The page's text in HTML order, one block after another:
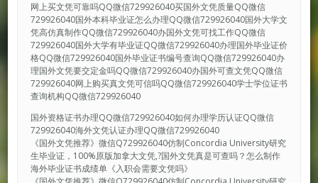
网上买文凭可靠吗QQ微信729926040买国外文凭质量QQ微信
729926040国外本科毕业证怎么办理QQ微信729926040国外大学文
凭高仿真制作QQ微信729926040办国外文凭可找工作QQ微信
729926040国外大学有毕业证QQ微信729926040办理国外毕业证价
格QQ微信729926040国外毕业证书编号查询QQ微信729926040办
理国外文凭要交定金吗QQ微信729926040办国外可查文凭QQ微信
729926040网上购买真文凭可信吗QQ微信729926040学士学位证书
查询机构QQ微信729926040
国外资格证书办理QQ微信729926040如何办理学历认证QQ微信
729926040海外文凭认证办理QQ微信729926040
《国外文凭推荐》微信Q729926040仿制Concordia University研究
生毕业证，100%原版加拿大文凭,?国外文凭真是可查吗？怎么制作
海外毕业证书成绩单《入职会需要文凭吗》